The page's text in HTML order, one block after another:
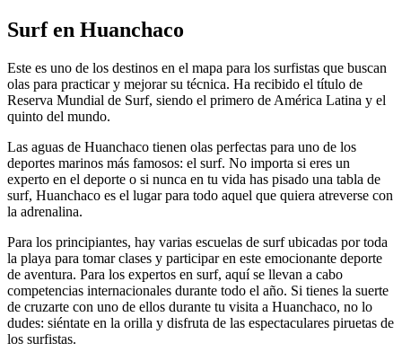
Surf en Huanchaco
Este es uno de los destinos en el mapa para los surfistas que buscan
olas para practicar y mejorar su técnica. Ha recibido el título de
Reserva Mundial de Surf, siendo el primero de América Latina y el
quinto del mundo.
Las aguas de Huanchaco tienen olas perfectas para uno de los
deportes marinos más famosos: el surf. No importa si eres un
experto en el deporte o si nunca en tu vida has pisado una tabla de
surf, Huanchaco es el lugar para todo aquel que quiera atreverse con
la adrenalina.
Para los principiantes, hay varias escuelas de surf ubicadas por toda
la playa para tomar clases y participar en este emocionante deporte
de aventura. Para los expertos en surf, aquí se llevan a cabo
competencias internacionales durante todo el año. Si tienes la suerte
de cruzarte con uno de ellos durante tu visita a Huanchaco, no lo
dudes: siéntate en la orilla y disfruta de las espectaculares piruetas de
los surfistas.